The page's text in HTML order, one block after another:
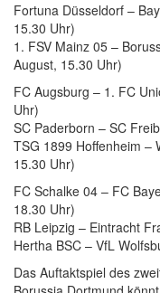
Fortuna Düsseldorf –
15.30 Uhr)
1. FSV Mainz 05 –
August, 15.30 Uhr)
FC Augsburg – 1. FC
Uhr)
SC Paderborn – SC
TSG 1899 Hoffenheim –
15.30 Uhr)
FC Schalke 04 – FC
18.30 Uhr)
RB Leipzig – Eintracht
Hertha BSC – VfL
Das Auftaktspiel des